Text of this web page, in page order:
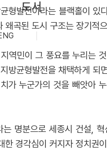
도서
형발전이라는 블랙홀이 있
왜곡된 도시 구조는 장기적
역민이 그 풍요를 누리는
방균형발전을 채택하게
가 누군가의 것을 빼앗아
는 명분으로 세종시 건설,
한 경각심이 커지자 정치권